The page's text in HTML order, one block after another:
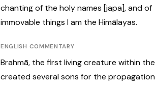
chanting of the holy names [japa], and of
immovable things I am the Himālayas.
ENGLISH COMMENTARY
Brahmā, the first living creature within
created several sons for the